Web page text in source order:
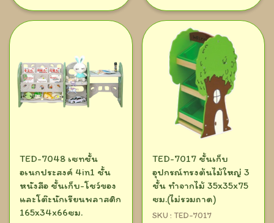
TED-7048 เซทชั้น
อเนกประสงค์ 4in1 ชั้น
หนังสือ ชั้นเก็บ-โชว์ของ
และโต๊ะนักเรียนพลาสติก
165x34x66ซม.
TED-7017 ชั้นเก็บ
อุปกรณ์ทรงต้นไม้ใหญ่ 3
ชั้น ทำจากไม้ 35x35x75
ซม.(ไม่รวมถาด)
SKU : TED-7017